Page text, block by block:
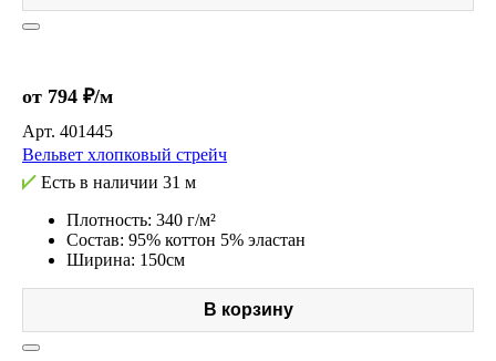
от 794 ₽/м
Арт. 401445
Вельвет хлопковый стрейч
Есть в наличии 31 м
Плотность: 340 г/м²
Состав: 95% коттон 5% эластан
Ширина: 150см
В корзину